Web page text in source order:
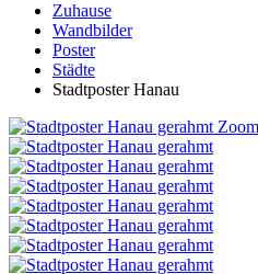
Zuhause
Wandbilder
Poster
Städte
Stadtposter Hanau
Zoom